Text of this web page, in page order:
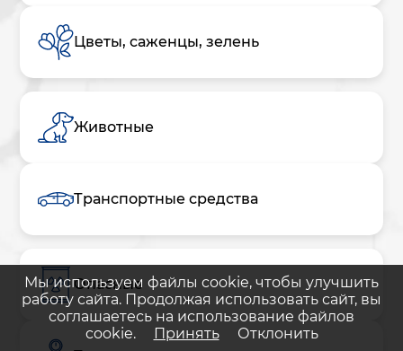
Цветы, саженцы, зелень
Животные
Транспортные средства
Опасные
Мы используем файлы cookie, чтобы улучшить
работу сайта. Продолжая использовать сайт, вы
соглашаетесь на использование файлов
cookie.
Принять Отклонить